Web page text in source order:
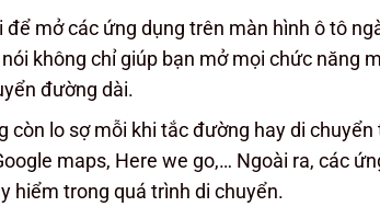
mở các ứng dụng trên màn hình ô tô
không chỉ giúp bạn mở mọi chức năng
đường dài.
còn lo sợ mỗi khi tắc đường hay di
maps, Here we go,… Ngoài ra, các
hiểm trong quá trình di chuyển.